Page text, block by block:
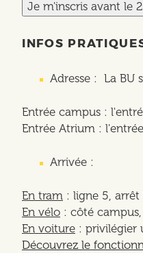
Je m'inscris avant le
INFOS
Adresse : La BU
Entrée campus :
Entrée Atrium :
Arrivée :
En tram : ligne 5, arrêt
En vélo : côté
En voiture : privilégier
Découvrez le